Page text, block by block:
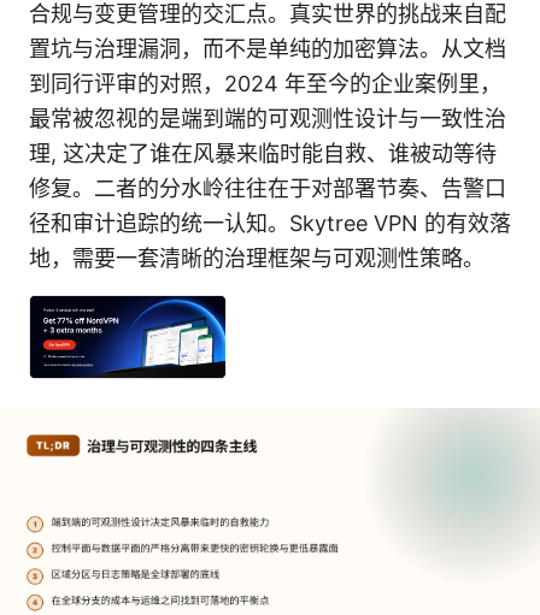
合规与变更管理的交汇点。真实世界的挑战来自配
置坑与治理漏洞，而不是单纯的加密算法。从文档
到同行评审的对照，2024 年至今的企业案例里，
最常被忽视的是端到端的可观测性设计与一致性治
理, 这决定了谁在风暴来临时能自救、谁被动等待
修复。二者的分水岭往往在于对部署节奏、告警口
径和审计追踪的统一认知。Skytree VPN 的有效落
地，需要一套清晰的治理框架与可观测性策略。